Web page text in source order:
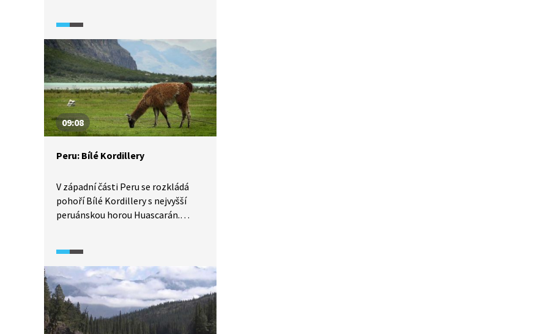
hlubokých jezer, průzračných řek,
rozkvetlých plání a prérií. V Britské
Kolumbii najdeme deštné pralesy,
pastviny, úrodnou půdu i pouštní
oblasti. Přijměte naše pozvání
na exkurzi do těchto okouzlujících
oblastí, mezi její obyvatele
i průmysl.
09:08
Peru: Bílé Kordillery
V západní části Peru se rozkládá
pohoří Bílé Kordillery s nejvyšší
peruánskou horou Huascarán.
tropická ledovcová pole na světě.
Jejich rozloha se však díky
globálnímu oteplování rychle
snižuje. V horských údolích žijí
Kečuové, potomci Inků, kteří
chovají lamy a alpaky. K vzácným